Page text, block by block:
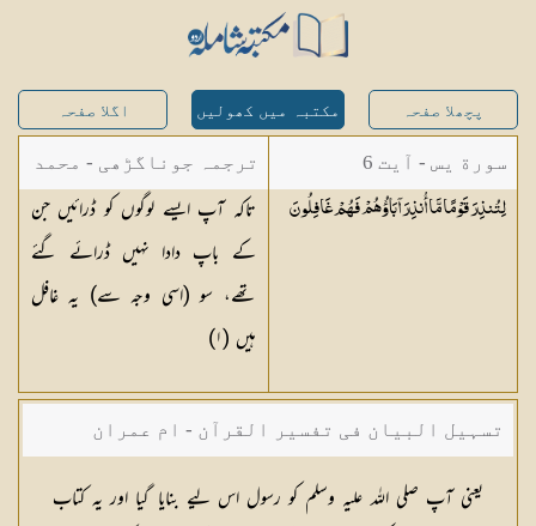
پچھلا صفحہ مکتبہ میں کھولیں اگلا صفحہ
سورة يس - آیت 6
لِتُنذِرَ قَوْمًا مَّا أُنذِرَ آبَاؤُهُمْ فَهُمْغَافِلُونَ
ترجمہ جوناگڑھی - محمد
جونا گڑھی
تاکہ آپ ایسے لوگوں کو ڈرائیں جن
کے باپ دادا نہیں ڈرائے گئے
تھے، سو (اسی وجہ سے) یہ غافل
ہیں (١)
تسہیل البیان فی تفسیر القرآن - ام عمران
شکیلہ بنت میاں فضل حسین
یعنی آپ صلی اللہ علیہ وسلم کو رسول اس لیے بنایا گیا اور یہ کتاب